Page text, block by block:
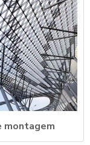
montagem